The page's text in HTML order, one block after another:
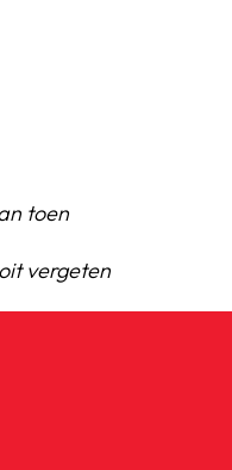
toen
vergeten